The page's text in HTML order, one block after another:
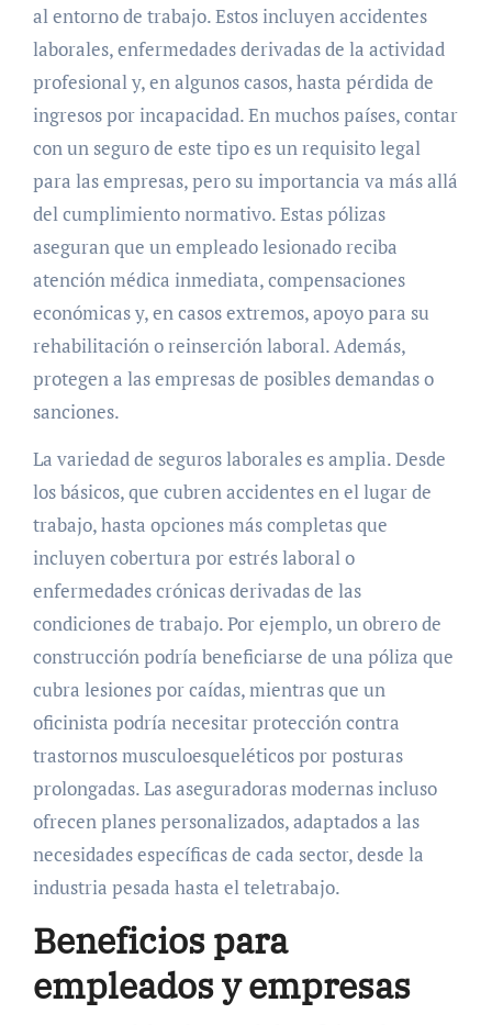
al entorno de trabajo. Estos incluyen accidentes
laborales, enfermedades derivadas de la actividad
profesional y, en algunos casos, hasta pérdida de
ingresos por incapacidad. En muchos países, contar
con un seguro de este tipo es un requisito legal
para las empresas, pero su importancia va más allá
del cumplimiento normativo. Estas pólizas
aseguran que un empleado lesionado reciba
atención médica inmediata, compensaciones
económicas y, en casos extremos, apoyo para su
rehabilitación o reinserción laboral. Además,
protegen a las empresas de posibles demandas o
sanciones.
La variedad de seguros laborales es amplia. Desde
los básicos, que cubren accidentes en el lugar de
trabajo, hasta opciones más completas que
incluyen cobertura por estrés laboral o
enfermedades crónicas derivadas de las
condiciones de trabajo. Por ejemplo, un obrero de
construcción podría beneficiarse de una póliza que
cubra lesiones por caídas, mientras que un
oficinista podría necesitar protección contra
trastornos musculoesqueléticos por posturas
prolongadas. Las aseguradoras modernas incluso
ofrecen planes personalizados, adaptados a las
necesidades específicas de cada sector, desde la
industria pesada hasta el teletrabajo.
Beneficios para
empleados y empresas